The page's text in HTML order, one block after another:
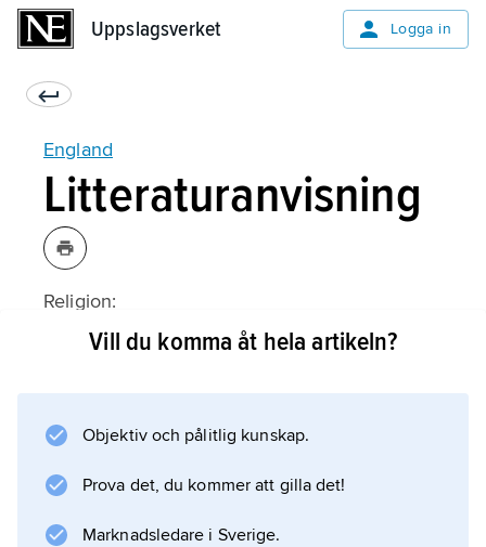
Uppslagsverket Logga in
England
Litteraturanvisning
Religion:
Vill du komma åt hela artikeln?
Objektiv och pålitlig kunskap.
Prova det, du kommer att gilla det!
Marknadsledare i Sverige.